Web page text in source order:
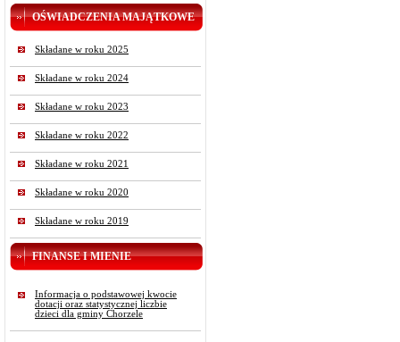
OŚWIADCZENIA MAJĄTKOWE
Składane w roku 2025
Składane w roku 2024
Składane w roku 2023
Składane w roku 2022
Składane w roku 2021
Składane w roku 2020
Składane w roku 2019
FINANSE I MIENIE
Informacja o podstawowej kwocie
dotacji oraz statystycznej liczbie
dzieci dla gminy Chorzele